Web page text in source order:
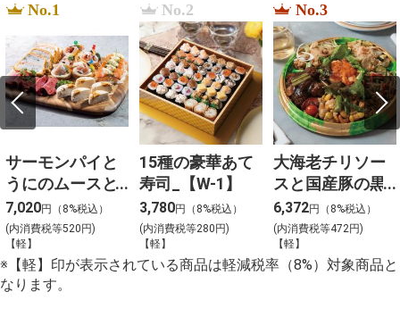
No.1
サーモンパイと
うにのムースと3
種冷菜のアソー
ト_【Y-4】
7,020円（8%税込）
(内消費税等520円)
【軽】
No.2
15種の豪華あて
寿司_【W-1】
3,780円（8%税込）
(内消費税等280円)
【軽】
No.3
大海老チリソー
スと国産豚の黒
酢団子と４種料
理の盛合わせ
（大）_【C-2】
6,372円（8%税込）
(内消費税等472円)
【軽】
※【軽】印が表示されている商品は軽減税率（8%）対象商品と
なります。